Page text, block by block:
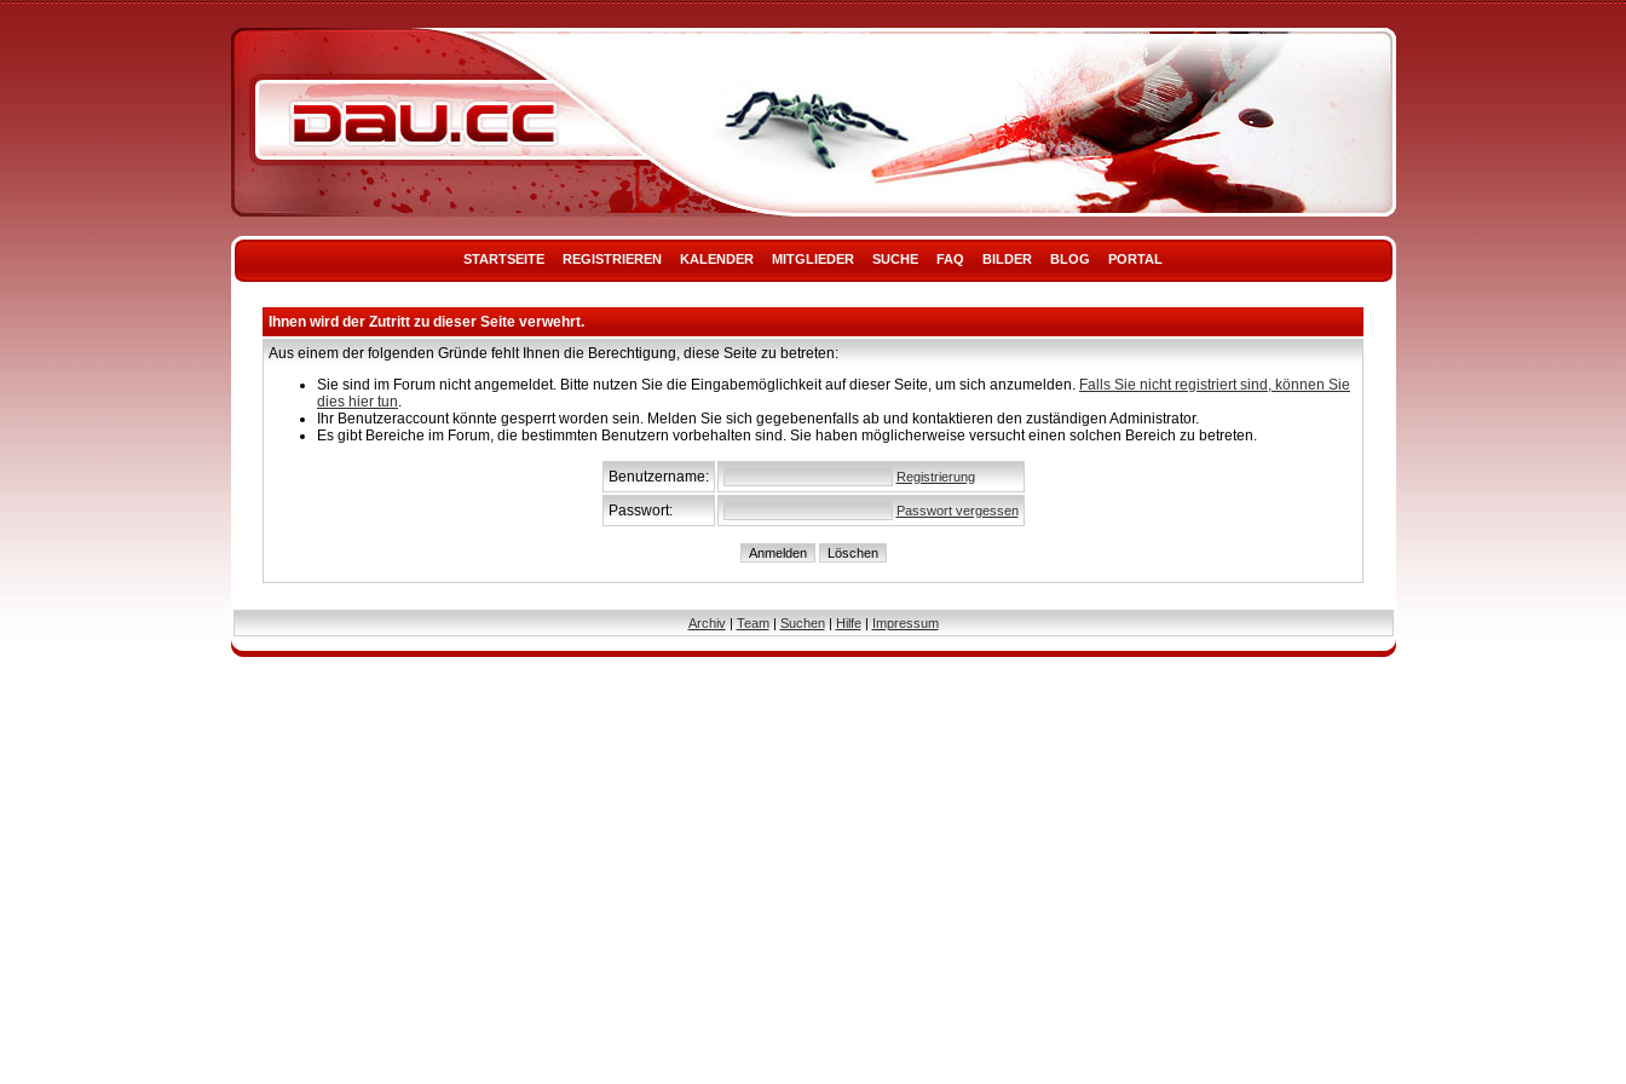
STARTSEITE REGISTRIEREN KALENDER MITGLIEDER SUCHE FAQ BILDER BLOG PORTAL
Ihnen wird der Zutritt zu dieser Seite verwehrt.
Aus einem der folgenden Gründe fehlt Ihnen die Berechtigung, diese Seite zu betreten:
Sie sind im Forum nicht angemeldet. Bitte nutzen Sie die Eingabemöglichkeit auf dieser Seite, um sich anzumelden. Falls Sie nicht registriert sind, können Sie
dies hier tun.
Ihr Benutzeraccount könnte gesperrt worden sein. Melden Sie sich gegebenenfalls ab und kontaktieren den zuständigen Administrator.
Es gibt Bereiche im Forum, die bestimmten Benutzern vorbehalten sind. Sie haben möglicherweise versucht einen solchen Bereich zu betreten.
Benutzername: Registrierung
Passwort: Passwort vergessen
Archiv| Team| Suchen| Hilfe| Impressum